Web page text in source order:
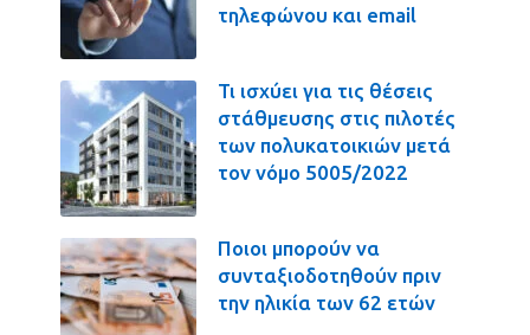
τηλεφώνου και email
Τι ισχύει για τις θέσεις
στάθμευσης στις πιλοτές
των πολυκατοικιών μετά
τον νόμο 5005/2022
Ποιοι μπορούν να
συνταξιοδοτηθούν πριν
την ηλικία των 62 ετών